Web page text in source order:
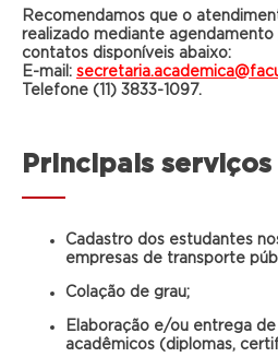
Recomendamos que o
realizado mediante
contatos disponíveis abaixo:
E-mail:
Telefone (11) 3833-1097.
Principais serviços
Cadastro dos estudantes
empresas de transporte
Colação de grau;
Elaboração e/ou entrega
acadêmicos (diplomas,